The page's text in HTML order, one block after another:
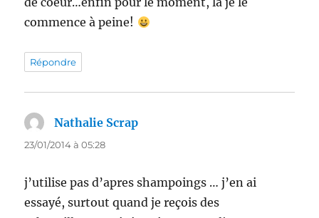
commence à peine!
Répondre
Nathalie Scrap
23/01/2014 à 05:28
j’utilise pas d’apres shampoings … j’en ai
essayé, surtout quand je reçois des